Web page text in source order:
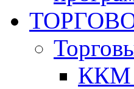
ККМ